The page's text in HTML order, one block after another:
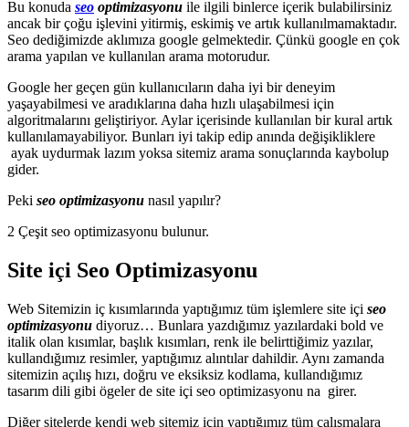
Bu konuda seo optimizasyonu ile ilgili binlerce içerik bulabilirsiniz
ancak bir çoğu işlevini yitirmiş, eskimiş ve artık kullanılmamaktadır.
Seo dediğimizde aklımıza google gelmektedir. Çünkü google en çok
arama yapılan ve kullanılan arama motorudur.
Google her geçen gün kullanıcıların daha iyi bir deneyim
yaşayabilmesi ve aradıklarına daha hızlı ulaşabilmesi için
algoritmalarını geliştiriyor. Aylar içerisinde kullanılan bir kural artık
kullanılamayabiliyor. Bunları iyi takip edip anında değişikliklere
ayak uydurmak lazım yoksa sitemiz arama sonuçlarında kaybolup
gider.
Peki seo optimizasyonu nasıl yapılır?
2 Çeşit seo optimizasyonu bulunur.
Site içi Seo Optimizasyonu
Web Sitemizin iç kısımlarında yaptığımız tüm işlemlere site içi seo
optimizasyonu diyoruz… Bunlara yazdığımız yazılardaki bold ve
italik olan kısımlar, başlık kısımları, renk ile belirttiğimiz yazılar,
kullandığımız resimler, yaptığımız alıntılar dahildir. Aynı zamanda
sitemizin açılış hızı, doğru ve eksiksiz kodlama, kullandığımız
tasarım dili gibi ögeler de site içi seo optimizasyonu na girer.
Diğer sitelerde kendi web sitemiz için yaptığımız tüm çalışmalara